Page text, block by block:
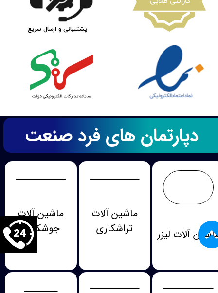
پشتیبانی و ارسال سریع
دپارتمان های فرد صنعت
آلات لیزر
ماشین آلات
تراشکاری
ماشین آلات
جوشکاری